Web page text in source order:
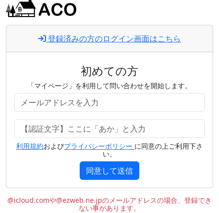
登録済みの方のログイン画面はこちら
初めての方
「マイページ」を利用して問い合わせを開始します。
利用規約およびプライバシーポリシー に同意の上ご利用下さ
い。
同意して送信
@icloud.comや@ezweb.ne.jpのメールアドレスの場合、登録でき
ない事があります。